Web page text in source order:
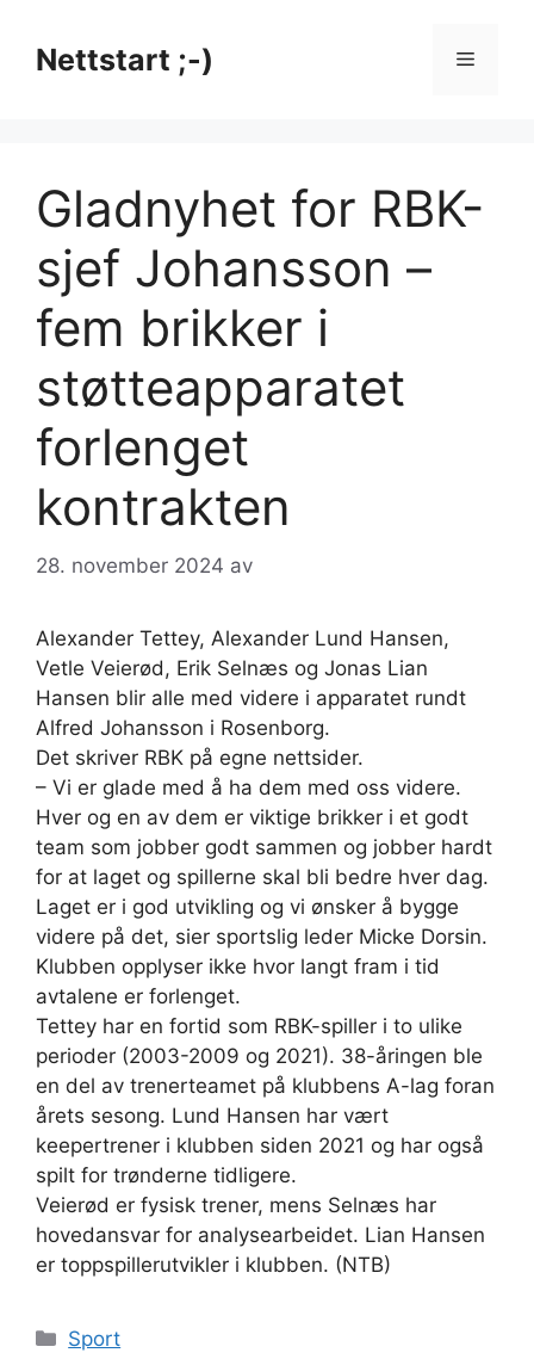
innholdNettstart ;-) Meny
Gladnyhet for RBK-
sjef Johansson –
fem brikker i
støtteapparatet
forlenget
kontrakten
28. november 2024 av
Alexander Tettey, Alexander Lund Hansen,
Vetle Veierød, Erik Selnæs og Jonas Lian
Hansen blir alle med videre i apparatet rundt
Alfred Johansson i Rosenborg.
Det skriver RBK på egne nettsider.
– Vi er glade med å ha dem med oss videre.
Hver og en av dem er viktige brikker i et godt
team som jobber godt sammen og jobber hardt
for at laget og spillerne skal bli bedre hver dag.
Laget er i god utvikling og vi ønsker å bygge
videre på det, sier sportslig leder Micke Dorsin.
Klubben opplyser ikke hvor langt fram i tid
avtalene er forlenget.
Tettey har en fortid som RBK-spiller i to ulike
perioder (2003-2009 og 2021). 38-åringen ble
en del av trenerteamet på klubbens A-lag foran
årets sesong. Lund Hansen har vært
keepertrener i klubben siden 2021 og har også
spilt for trønderne tidligere.
Veierød er fysisk trener, mens Selnæs har
hovedansvar for analysearbeidet. Lian Hansen
er toppspillerutvikler i klubben. (NTB)
Kategorier
Sport